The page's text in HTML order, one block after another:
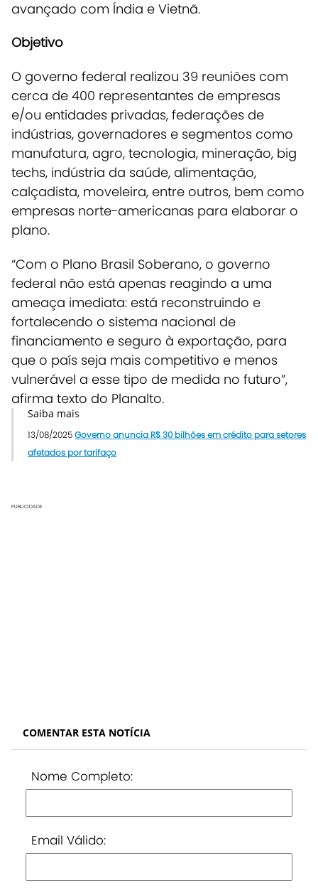
avançado com Índia e Vietnã.
Objetivo
O governo federal realizou 39 reuniões com
cerca de 400 representantes de empresas
e/ou entidades privadas, federações de
indústrias, governadores e segmentos como
manufatura, agro, tecnologia, mineração, big
techs, indústria da saúde, alimentação,
calçadista, moveleira, entre outros, bem como
empresas norte-americanas para elaborar o
plano.
“Com o Plano Brasil Soberano, o governo
federal não está apenas reagindo a uma
ameaça imediata: está reconstruindo e
fortalecendo o sistema nacional de
financiamento e seguro à exportação, para
que o país seja mais competitivo e menos
vulnerável a esse tipo de medida no futuro”,
afirma texto do Planalto.
Saiba mais
13/08/2025Governo anuncia R$ 30 bilhões em crédito para setores
afetados por tarifaço
PUBLICIDADE
COMENTAR ESTA NOTÍCIA
Nome Completo:
Email Válido: